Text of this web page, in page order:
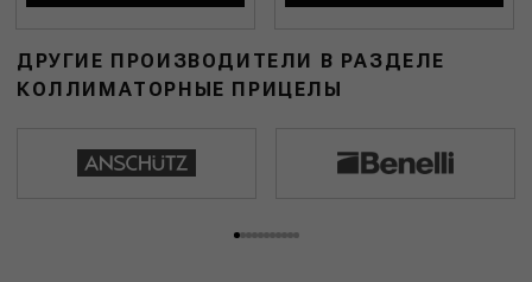
ДРУГИЕ ПРОИЗВОДИТЕЛИ В РАЗДЕЛЕ
КОЛЛИМАТОРНЫЕ ПРИЦЕЛЫ